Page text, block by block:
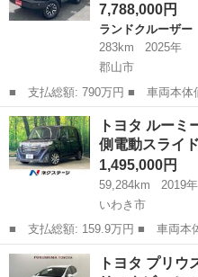
7,788,000円
ランドクルーザー
283km
2025年
郡山市
■ 支払総額: 790万円 ■ 車両本体価格： 7,788,000 円 ■ メーカー
名： トヨタ ■ 車種名： ランド
名： ＡＸ ワンオーナー ４ＷＤ
チナビ バック...
福島 郡山市 ランドクルー
トヨタ ルー
側電動スラ
1,495,000円
59,284km
2019年
いわき市
■ 支払総額: 159.9万円 ■ 車両本体価格： 1,495,000 円 ■ メーカ
ー名： トヨタ ■ 車種名： ルー
Ｇ－Ｔ ターボ 両側電動スライ
福島 いわき市 トヨタ
トヨタ プリ